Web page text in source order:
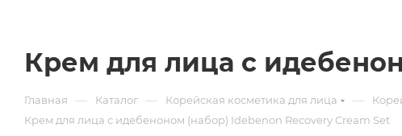
Крем для лица с
Главная — Каталог — Корейская косметика для лица —
Крем для лица с идебеноном (набор) Idebenon Recovery Cream Set